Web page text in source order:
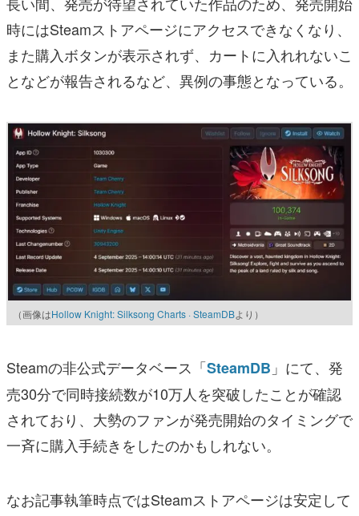
時にはSteamストアページにアクセスできなくなり、
また購入ボタンが表示されず、カートに入れれないこ
となどが報告されるなど、異例の事態となっている。
（画像はHollow Knight: Silksong Charts · SteamDBより）
Steamの非公式データベース「SteamDB 」にて、発
売30分で同時接続数が10万人を突破したことが確認
されており、大勢のファンが発売開始のタイミングで
一斉に購入手続きをしたのかもしれない。
なお記事執筆時点ではSteamストアページは安定して